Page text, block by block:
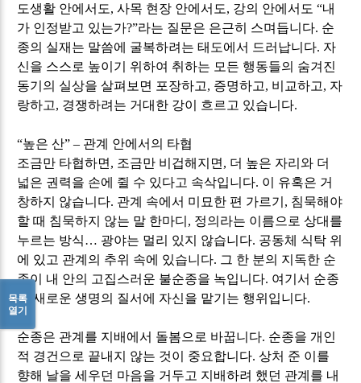
도생활 안에서도,사목 현장 안에서도, 강의 안에서도“내
가 인정받고 있는가?”라는 질문은 은근히 스며듭니다. 순
종의 실재는 말씀에 굴복하려는 태도에서 드러납니다. 자
신을 스스로 높이기 위하여 취하는 모든 행동들의 숨겨진
동기의 실상을 살펴보면 포장하고, 증명하고, 비교하고, 자
랑하고, 경쟁하려는 거대한 강이 흐르고 있습니다.
“높은 산”– 관계 안에서의 타협
조금만 타협하면 , 조금만 비겁해지면 , 더 높은 자리와 더
넓은 권력을 손에 쥘 수 있다고 속삭입니다. 이 유혹은 거
창하지 않습니다. 관계 속에서 미묘한 편 가르기 , 침묵해야
할 때 침묵하지 않는 말 한마디 , 정의라는 이름으로 상대를
누르는 방식… 광야는 멀리 있지 않습니다. 공동체 식탁 위
에 있고 관계의 추위 속에 있습니다. 그 한 분의 지독한 순
종이 내 안의 고집스러운 불순종을 녹입니다. 여기서 순종
은 새로운 생명의 질서에 자신을 맡기는 행위입니다.
순종은 관계를 지배에서 돌봄으로 바꿉니다. 순종을 개인
적 경건으로 끝내지 않는 것이 중요합니다.상처 준 이를
향해 날을 세우던 마음을 거두고 지배하려 했던 관계를 내
목록
열기